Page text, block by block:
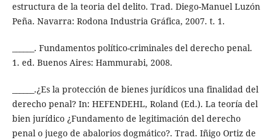
estructura de la teoria del delito. Trad. Diego-Manuel Luzón
Peña. Navarra: Rodona Industria Gráfica, 2007. t. 1.
______. Fundamentos político-criminales del derecho penal.
1. ed. Buenos Aires: Hammurabi, 2008.
______.¿Es la protección de bienes jurídicos una finalidad del
derecho penal? In: HEFENDEHL, Roland (Ed.). La teoría del
bien jurídico ¿Fundamento de legitimación del derecho
penal o juego de abalorios dogmático?. Trad. Iñigo Ortiz de